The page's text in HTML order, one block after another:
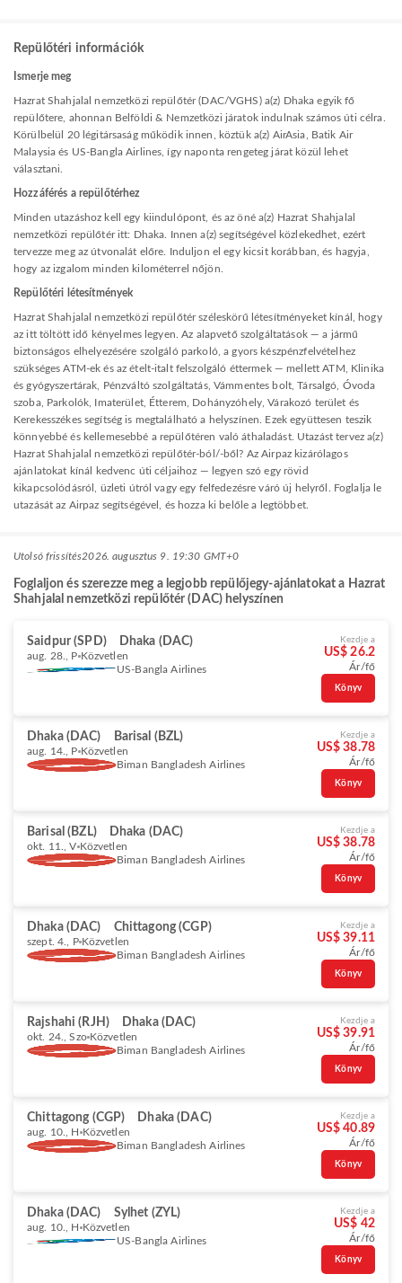
Repülőtéri információk
Ismerje meg
Hazrat Shahjalal nemzetközi repülőtér (DAC/VGHS) a(z) Dhaka egyik fő
repülőtere, ahonnan Belföldi & Nemzetközi járatok indulnak számos úti célra.
Körülbelül 20 légitársaság működik innen, köztük a(z) AirAsia, Batik Air
Malaysia és US-Bangla Airlines, így naponta rengeteg járat közül lehet
választani.
Hozzáférés a repülőtérhez
Minden utazáshoz kell egy kiindulópont, és az öné a(z) Hazrat Shahjalal
nemzetközi repülőtér itt: Dhaka. Innen a(z) segítségével közlekedhet, ezért
tervezze meg az útvonalát előre. Induljon el egy kicsit korábban, és hagyja,
hogy az izgalom minden kilométerrel nőjön.
Repülőtéri létesítmények
Hazrat Shahjalal nemzetközi repülőtér széleskörű létesítményeket kínál, hogy
az itt töltött idő kényelmes legyen. Az alapvető szolgáltatások — a jármű
biztonságos elhelyezésére szolgáló parkoló, a gyors készpénzfelvételhez
szükséges ATM-ek és az ételt-italt felszolgáló éttermek — mellett ATM, Klinika
és gyógyszertárak, Pénzváltó szolgáltatás, Vámmentes bolt, Társalgó, Óvoda
szoba, Parkolók, Imaterület, Étterem, Dohányzóhely, Várakozó terület és
Kerekesszékes segítség is megtalálható a helyszínen. Ezek együttesen teszik
könnyebbé és kellemesebbé a repülőtéren való áthaladást. Utazást tervez a(z)
Hazrat Shahjalal nemzetközi repülőtér-ból/-ből? Az Airpaz kizárólagos
ajánlatokat kínál kedvenc úti céljaihoz — legyen szó egy rövid
kikapcsolódásról, üzleti útról vagy egy felfedezésre váró új helyről. Foglalja le
utazását az Airpaz segítségével, és hozza ki belőle a legtöbbet.
Utolsó frissítés2026. augusztus 9. 19:30 GMT+0
Foglaljon és szerezze meg a legjobb repülőjegy-ajánlatokat a Hazrat
Shahjalal nemzetközi repülőtér (DAC) helyszínen
Saidpur (SPD) Dhaka (DAC)
aug. 28., P Közvetlen
US-Bangla Airlines
Kezdje a
US$ 26.2
Ár/fő
Könyv
Dhaka (DAC) Barisal (BZL)
aug. 14., P Közvetlen
Biman Bangladesh Airlines
Kezdje a
US$ 38.78
Ár/fő
Könyv
Barisal (BZL) Dhaka (DAC)
okt. 11., V Közvetlen
Biman Bangladesh Airlines
Kezdje a
US$ 38.78
Ár/fő
Könyv
Dhaka (DAC) Chittagong (CGP)
szept. 4., P Közvetlen
Biman Bangladesh Airlines
Kezdje a
US$ 39.11
Ár/fő
Könyv
Rajshahi (RJH) Dhaka (DAC)
okt. 24., Szo Közvetlen
Biman Bangladesh Airlines
Kezdje a
US$ 39.91
Ár/fő
Könyv
Chittagong (CGP) Dhaka (DAC)
aug. 10., H Közvetlen
Biman Bangladesh Airlines
Kezdje a
US$ 40.89
Ár/fő
Könyv
Dhaka (DAC) Sylhet (ZYL)
aug. 10., H Közvetlen
US-Bangla Airlines
Kezdje a
US$ 42
Ár/fő
Könyv